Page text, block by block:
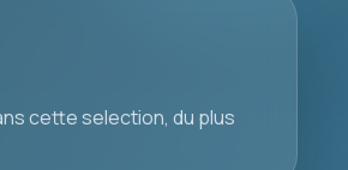
cette selection, du plus